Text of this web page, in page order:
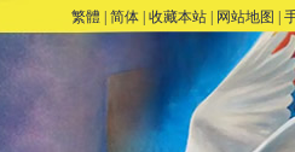
繁體 简体 收藏本站 网站地图